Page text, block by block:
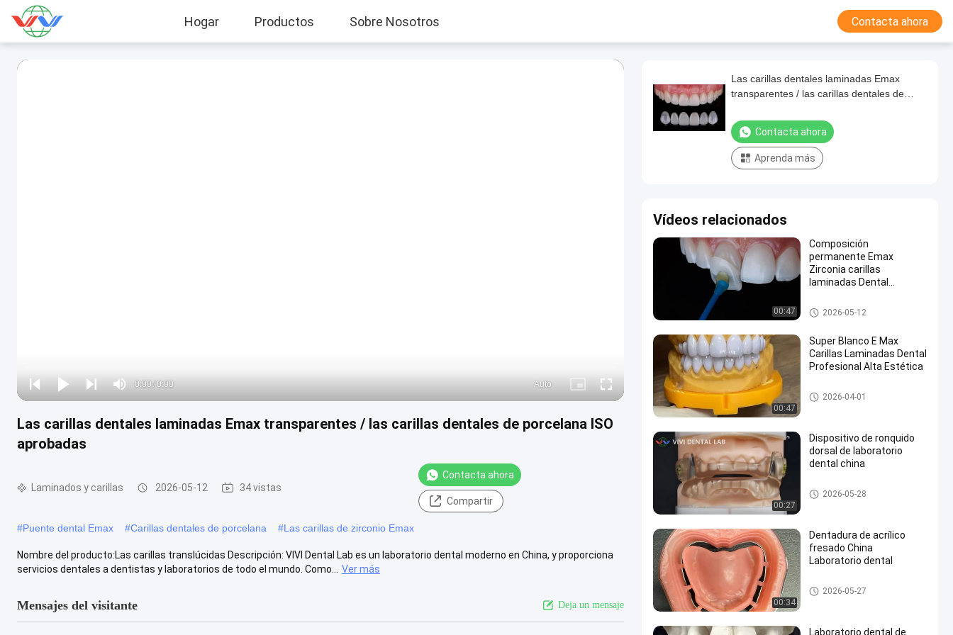
Hogar Productos Sobre Nosotros Contacta ahora
Play
Play
Play
Mute
Time
0:00/ 0:00
0%
Auto
Picture- Fullscreen
Las carillas dentales laminadas Emax transparentes / las carillas dentales de porcelana ISO
aprobadas
Laminados y carillas 2026-05-12 34 vistas
Contacta ahora
Compartir
#Puente dental Emax #Carillas dentales de porcelana #Las carillas de zirconio Emax
Nombre del producto:Las carillas translúcidas Descripción: VIVI Dental Lab es un laboratorio dental moderno en China, y proporciona
servicios dentales a dentistas y laboratorios de todo el mundo. Como...
Ver más
Mensajes del visitante Deja un mensaje
Las carillas dentales laminadas Emax
transparentes / las carillas dentales de
Contacta ahora
Aprenda más
Vídeos relacionados
00:47
Composición
permanente Emax
Zirconia carillas
laminadas Dental
Laminados y carillas
2026-05-12
00:47
Super Blanco E Max
Carillas Laminadas Dental
Profesional Alta Estética
Laminados y carillas
2026-04-01
00:27
Dispositivo de ronquido
dorsal de laboratorio
dental china
Laboratorio dental de ortodon
cia
2026-05-28
00:34
Dentadura de acrílico
fresado China
Laboratorio dental
Laboratorio dental de China
2026-05-27
Laboratorio dental de